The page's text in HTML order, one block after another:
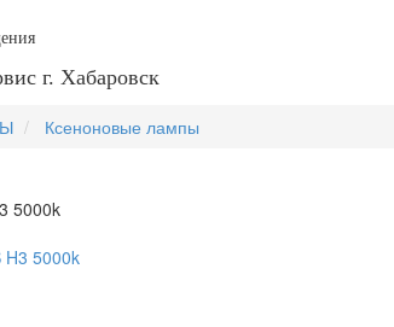
г. Хабаровск
Ксеноновые лампы
5000k